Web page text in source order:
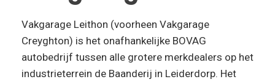
Vakgarage Leithon (voorheen Vakgarage
Creyghton) is het onafhankelijke BOVAG
autobedrijf tussen alle grotere merkdealers op het
industrieterrein de Baanderij in Leiderdorp. Het